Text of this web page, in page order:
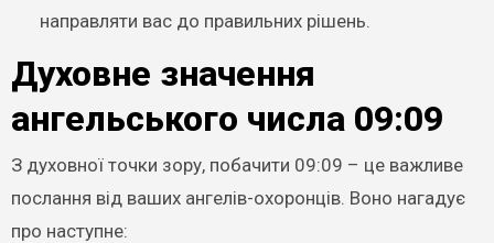
направляти вас до правильних рішень.
Духовне значення
ангельського числа 09:09
З духовної точки зору, побачити 09:09 – це важливе
послання від ваших ангелів-охоронців. Воно нагадує
про наступне: